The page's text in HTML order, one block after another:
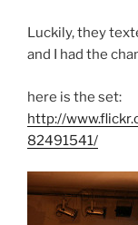
Luckily, they
and I had the
here is the set:
http://
82491541/